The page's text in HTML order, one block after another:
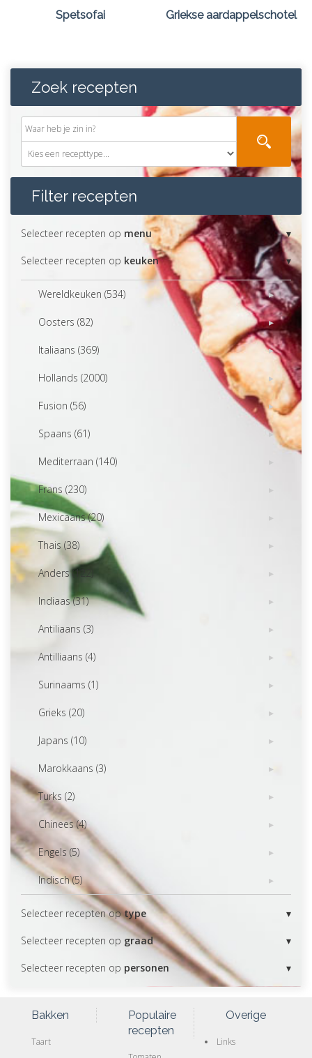
Spetsofai Griekse aardappelschotel
Zoek recepten
Filter recepten
Selecteer recepten op menu
Selecteer recepten op keuken
Wereldkeuken (534)
Oosters (82)
Italiaans (369)
Hollands (2000)
Fusion (56)
Spaans (61)
Mediterraan (140)
Frans (230)
Mexicaans (20)
Thais (38)
Anders (122)
Indiaas (31)
Antiliaans (3)
Antilliaans (4)
Surinaams (1)
Grieks (20)
Japans (10)
Marokkaans (3)
Turks (2)
Chinees (4)
Engels (5)
Indisch (5)
Selecteer recepten optype
Selecteer recepten op graad
Selecteer recepten op personen
Bakken
Taart
Populaire
recepten
Overige
Links